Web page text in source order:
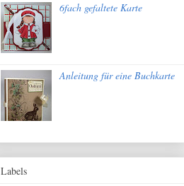
6fach gefaltete Karte
Anleitung für eine Buchkarte
Labels